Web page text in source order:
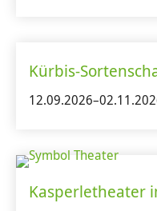
Kürbis-
Kasperletheater